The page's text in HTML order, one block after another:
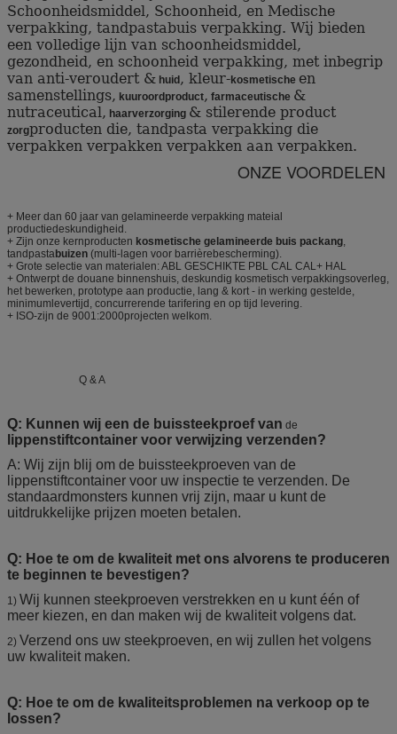
Schoonheidsmiddel, Schoonheid, en Medische
verpakking, tandpastabuis verpakking. Wij bieden
een volledige lijn van schoonheidsmiddel,
gezondheid, en schoonheid verpakking, met inbegrip
van anti-veroudert & huid, kleur-kosmetische en
samenstellings, kuuroordproduct, farmaceutische &
nutraceutical, haarverzorging & stilerende product
zorgproducten die, tandpasta verpakking die
verpakken verpakken verpakken aan verpakken.
ONZE VOORDELEN
+ Meer dan 60 jaar van gelamineerde verpakking mateial
productiedeskundigheid.
+ Zijn onze kernproducten kosmetische gelamineerde buis packang
tandpastabuizen (multi-lagen voor barrièrebescherming).
+ Grote selectie van materialen: ABL GESCHIKTE PBL CAL CAL+ HAL
+ Ontwerpt de douane binnenshuis, deskundig kosmetisch verpakkingsoverleg,
het bewerken, prototype aan productie, lang & kort - in werking gestelde,
minimumlevertijd, concurrerende tarifering en op tijd levering.
+ ISO-zijn de 9001:2000projecten welkom.
Q & A
Q: Kunnen wij een de buissteekproefvan de
lippenstiftcontainer voor verwijzing verzenden?
A: Wij zijn blij om de buissteekproeven van de
lippenstiftcontainer voor uw inspectie te verzenden. De
standaardmonsters kunnen vrij zijn, maar u kunt de
uitdrukkelijke prijzen moeten betalen.
Q: Hoe te om de kwaliteit met ons alvorens te produceren
te beginnen te bevestigen?
1) Wij kunnen steekproeven verstrekken en u kunt één of
meer kiezen, en dan maken wij de kwaliteit volgens dat.
2) Verzend ons uw steekproeven, en wij zullen het volgens
uw kwaliteit maken.
Q: Hoe te om de kwaliteitsproblemen na verkoop op te
lossen?